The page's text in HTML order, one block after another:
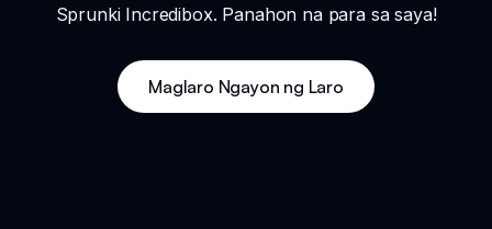
Sprunki Incredibox. Panahon na para sa saya!
Maglaro Ngayon ng Laro